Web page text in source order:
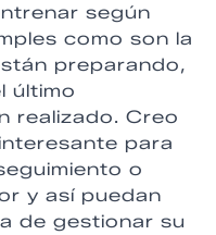
según
como son la
preparando,
último
realizado. Creo
para
o
y así puedan
de gestionar su